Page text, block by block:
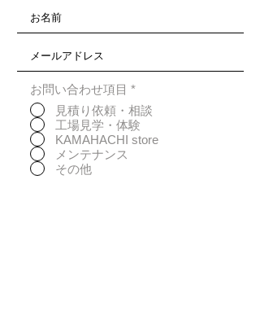
お問い合わせ項目 *
見積り依頼・相談
工場見学・体験
KAMAHACHI store
メンテナンス
その他